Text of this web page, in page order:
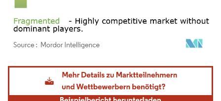
Bild © Mordor Intelligence. Wiederverwendung erfordert Namensnennung gemäß